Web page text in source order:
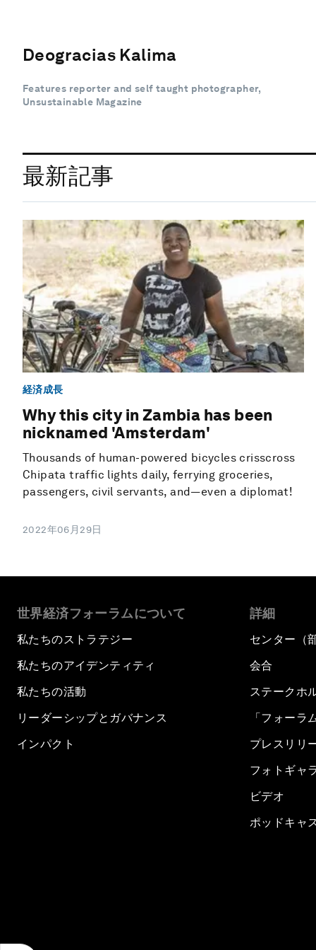
Deogracias Kalima
Features reporter and self taught photographer,
Unsustainable Magazine
最新記事
経済成長
Why this city in Zambia has been
nicknamed 'Amsterdam'
Thousands of human-powered bicycles crisscross
Chipata traffic lights daily, ferrying groceries,
passengers, civil servants, and—even a diplomat!
2022年06月29日
世界経済フォーラムについて
私たちのストラテジー
私たちのアイデンティティ
私たちの活動
リーダーシップとガバナンス
インパクト
詳細
センター（
会合
ステークホ
「フォーラ
プレスリリ
フォトギャ
ビデオ
ポッドキャ